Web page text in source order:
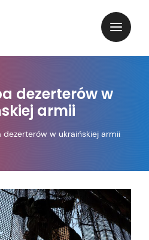
dezerterów w
armii
dezerterów w ukraińskiej armii